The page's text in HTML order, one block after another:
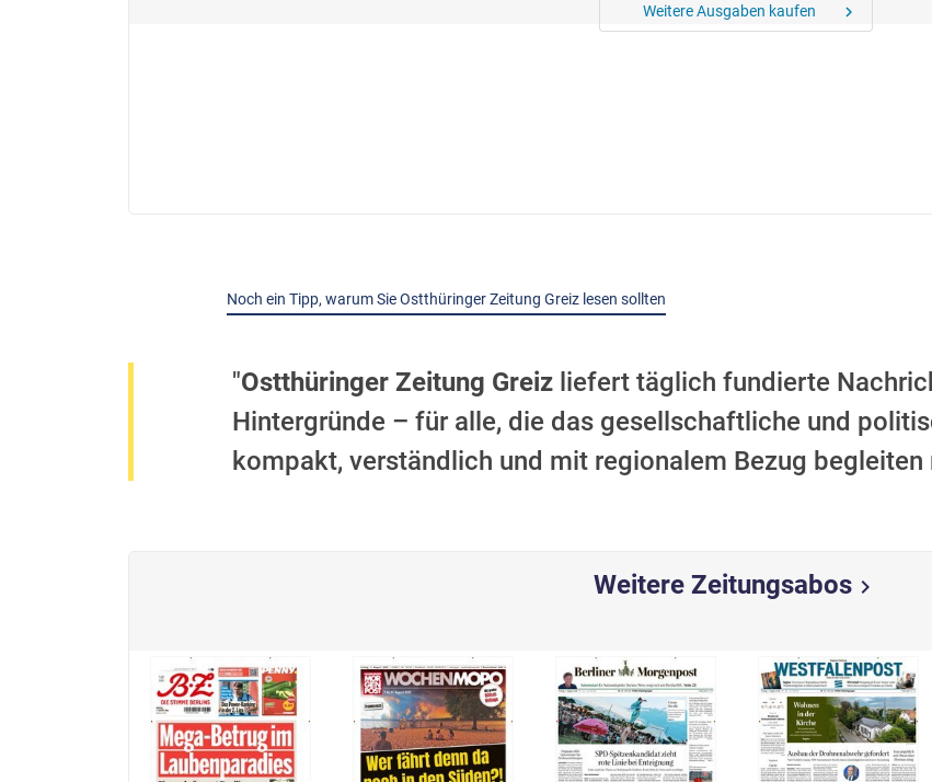
Weitere Ausgaben kaufen chevron_right
Noch ein Tipp, warum Sie Ostthüringer Zeitung Greiz lesen sollten
"Ostthüringer Zeitung Greiz liefert täglich fundierte
Hintergründe – für alle, die das gesellschaftliche und
kompakt, verständlich und mit regionalem Bezug begleiten
Weitere Zeitungsabos chevron_right